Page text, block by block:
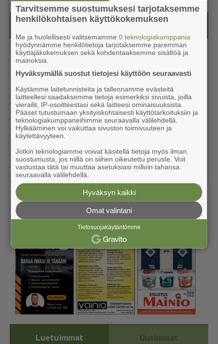
Kesälehti (ilmainen)
Luetuimmat Uusimmat
Tarvitsemme suostumuksesi tarjotaksemme
henkilökohtaisen käyttökokemuksen
Me ja huolellisesti valitsemamme0 teknologiakumppania
hyödynnämme henkilötietoja tarjotaksemme paremman
käyttäjäkokemuksen sekä kohdentaaksemme sisältöä ja
mainoksia.
Hyväksymällä suostut tietojesi käyttöön seuraavasti
Käytämme laitetunnisteita ja tallennamme evästeitä
laitteellesi saadaksemme tietoja esimerkiksi sivuista, joilla
vierailit, IP-osoitteestasi sekä laitteesi ominaisuuksista.
Pääset tutustumaan yksityiskohtaisesti käyttötarkoituksiin ja
teknologiakumppaneihimme seuraavalla välilehdellä.
Hylkääminen voi vaikuttaa sivuston toimivuuteen ja
käytettävyyteen.
Jotkin teknologiamme voivat käsitellä tietoja myös ilman
suostumusta, jos niillä on siihen oikeutettu peruste. Voit
vastustaa tätä tai muuttaa asetuksiasi milloin tahansa
seuraavalla välilehdellä.
Hyväksyn kaikki
Omat valintani
Tietosuojakäytäntömme